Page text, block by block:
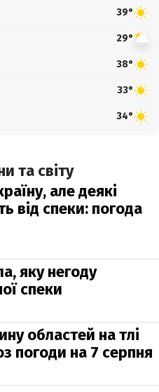
39°
29°
38°
33°
34°
та світу
але деякі
від спеки: погода
яку негоду
спеки
областей на тлі
погоди на 7 серпня